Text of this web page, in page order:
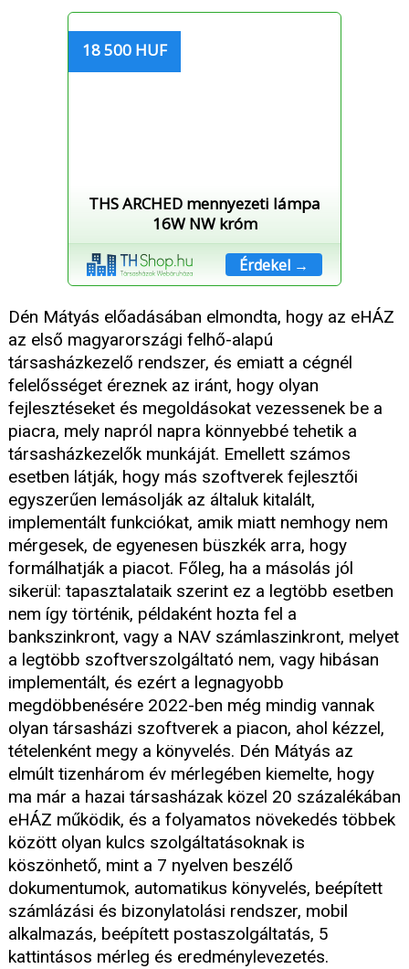
18 500 HUF
THS ARCHED mennyezeti lámpa
16W NW króm
Érdekel →
Dén Mátyás előadásában elmondta, hogy az eHÁZ
az első magyarországi felhő-alapú
társasházkezelő rendszer, és emiatt a cégnél
felelősséget éreznek az iránt, hogy olyan
fejlesztéseket és megoldásokat vezessenek be a
piacra, mely napról napra könnyebbé tehetik a
társasházkezelők munkáját. Emellett számos
esetben látják, hogy más szoftverek fejlesztői
egyszerűen lemásolják az általuk kitalált,
implementált funkciókat, amik miatt nemhogy nem
mérgesek, de egyenesen büszkék arra, hogy
formálhatják a piacot. Főleg, ha a másolás jól
sikerül: tapasztalataik szerint ez a legtöbb esetben
nem így történik, példaként hozta fel a
bankszinkront, vagy a NAV számlaszinkront, melyet
a legtöbb szoftverszolgáltató nem, vagy hibásan
implementált, és ezért a legnagyobb
megdöbbenésére 2022-ben még mindig vannak
olyan társasházi szoftverek a piacon, ahol kézzel,
tételenként megy a könyvelés. Dén Mátyás az
elmúlt tizenhárom év mérlegében kiemelte, hogy
ma már a hazai társasházak közel 20 százalékában
eHÁZ működik, és a folyamatos növekedés többek
között olyan kulcs szolgáltatásoknak is
köszönhető, mint a 7 nyelven beszélő
dokumentumok, automatikus könyvelés, beépített
számlázási és bizonylatolási rendszer, mobil
alkalmazás, beépített postaszolgáltatás, 5
kattintásos mérleg és eredménylevezetés.